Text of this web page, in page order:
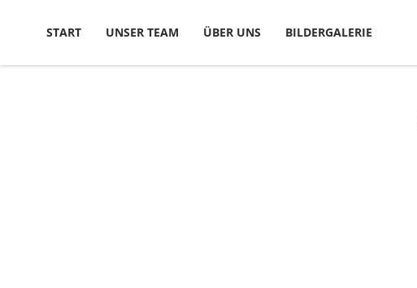
START UNSER TEAM ÜBER UNS BILDERGALERIE